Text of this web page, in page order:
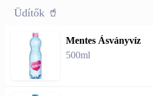
Üdítők 🥤
Mentes Ásványvíz
500ml